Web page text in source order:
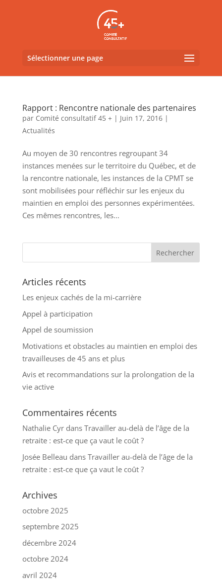
Sélectionner une page
Rapport : Rencontre nationale des partenaires
par Comité consultatif 45 +| Juin 17, 2016|
Actualités
Au moyen de 30 rencontres regroupant 34
instances menées sur le territoire du Québec, et de
la rencontre nationale, les instances de la CPMT se
sont mobilisées pour réfléchir sur les enjeux du
maintien en emploi des personnes expérimentées.
Ces mêmes rencontres, les...
Articles récents
Les enjeux cachés de la mi-carrière
Appel à participation
Appel de soumission
Motivations et obstacles au maintien en emploi des
travailleuses de 45 ans et plus
Avis et recommandations sur la prolongation de la
vie active
Commentaires récents
Nathalie Cyrdans Travailler au-delà de l’âge de la
retraite : est-ce que ça vaut le coût ?
Josée Belleau dans Travailler au-delà de l’âge de la
retraite : est-ce que ça vaut le coût ?
Archives
octobre 2025
septembre 2025
décembre 2024
octobre 2024
avril 2024